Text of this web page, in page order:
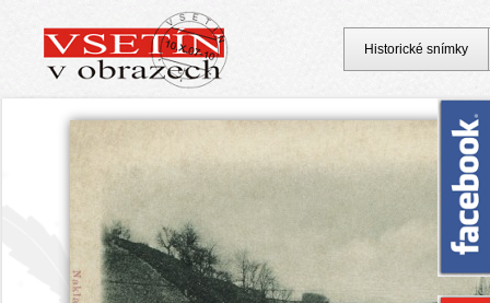
Historické snímky